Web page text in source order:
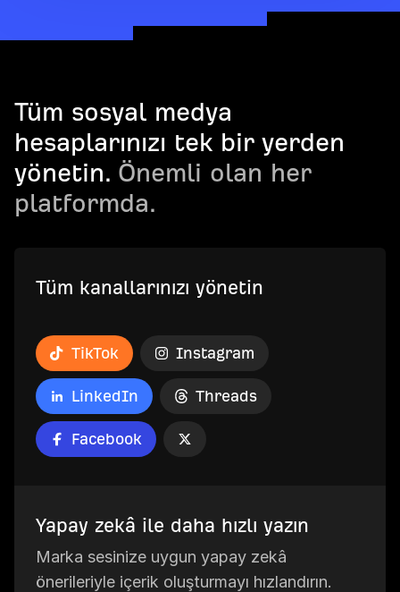
Tüm sosyal medya
hesaplarınızı tek bir yerden
yönetin. Önemli olan her
platformda.
Tüm kanallarınızı yönetin
TikTok Instagram
LinkedIn Threads
Facebook
Yapay zekâ ile daha hızlı yazın
Marka sesinize uygun yapay zekâ
önerileriyle içerik oluşturmayı hızlandırın.